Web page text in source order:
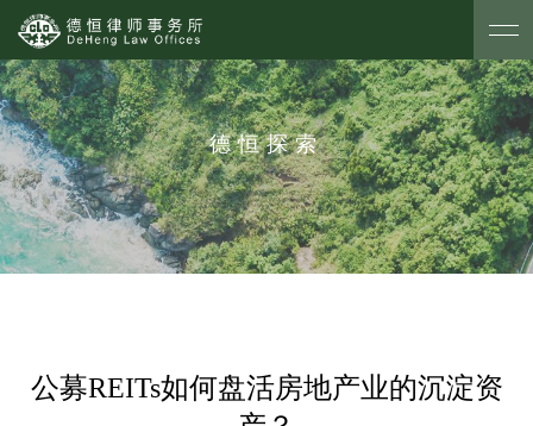
德恒探索
公募REITs如何盘活房地产业的沉淀资